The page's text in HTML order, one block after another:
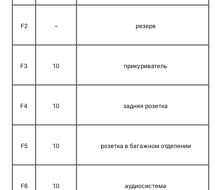
F2 – резерв
F3 10 прикуриватель
F4 10 задняя розетка
F5 10 розетка в багажном отделении
F6 10 аудиосистема